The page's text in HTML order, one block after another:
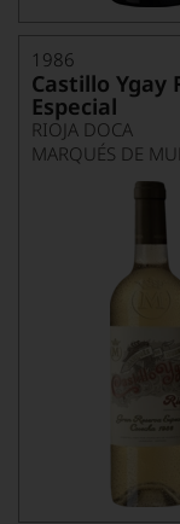
1986
Castillo Ygay
Especial
RIOJA DOCA
MARQUÉS DE